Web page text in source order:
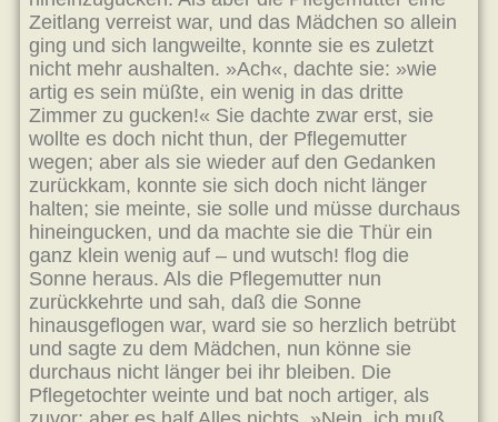
Zeitlang verreist war, und das Mädchen so allein
ging und sich langweilte, konnte sie es zuletzt
nicht mehr aushalten. »Ach«, dachte sie: »wie
artig es sein müßte, ein wenig in das dritte
Zimmer zu gucken!« Sie dachte zwar erst, sie
wollte es doch nicht thun, der Pflegemutter
wegen; aber als sie wieder auf den Gedanken
zurückkam, konnte sie sich doch nicht länger
halten; sie meinte, sie solle und müsse durchaus
hineingucken, und da machte sie die Thür ein
ganz klein wenig auf – und wutsch! flog die
Sonne heraus. Als die Pflegemutter nun
zurückkehrte und sah, daß die Sonne
hinausgeflogen war, ward sie so herzlich betrübt
und sagte zu dem Mädchen, nun könne sie
durchaus nicht länger bei ihr bleiben. Die
Pflegetochter weinte und bat noch artiger, als